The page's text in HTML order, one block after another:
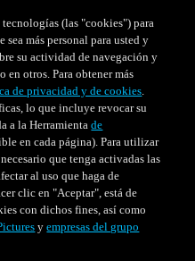
(las "cookies") para
más personal para usted y
su actividad de navegación y
en otros. Para obtener más
de privacidad y de cookies.
lo que incluye revocar su
a la Herramientade
en cada página). Para utilizar
que tenga activadas las
al uso que haga de
clic en "Aceptar", está de
con dichos fines, así como
yempresas del grupo